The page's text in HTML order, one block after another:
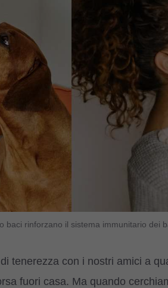
baci rinforzano il sistema immunitario dei
tenerezza con i nostri amici a
fuori casa. Ma quando